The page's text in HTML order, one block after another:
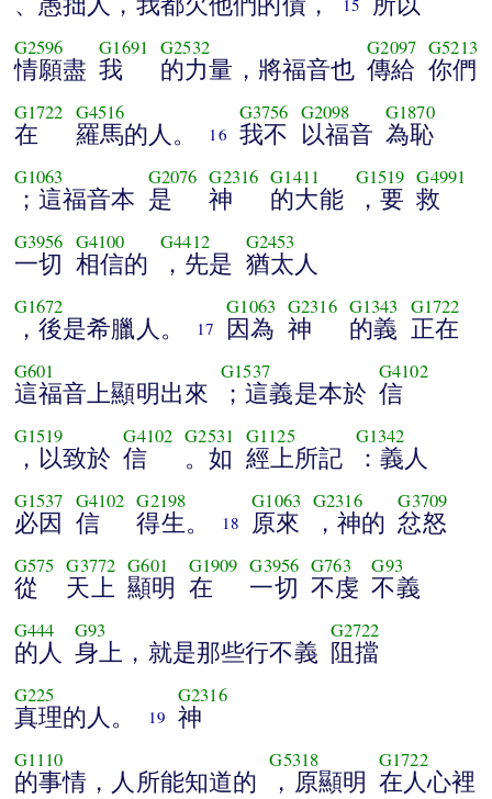
15
G2596
情願盡
G1691
我
G2532
的力量，將福音也
G2097
傳給
G5213
你們
G1722
在
G4516
羅馬的人。 16
G3756
我不
G2098
以福音
G1870
為恥
G1063
；這福音本
G2076
是
G2316
神
G1411
的大能
G1519
，要
G4991
救
G3956
一切
G4100
相信的
G4412
，先是
G2453
猶太人
G1672
，後是希臘人。 17
G1063
因為
G2316
神
G1343
的義
G1722
正在
G601
這福音上顯明出來
G1537
；這義是本於
G4102
信
G1519
，以致於
G4102
信
G2531
。如
G1125
經上所記
G1342
：義人
G1537
必因
G4102
信
G2198
得生。 18
G1063
原來
G2316
，神的
G3709
忿怒
G575
從
G3772
天上
G601
顯明
G1909
在
G3956
一切
G763
不虔
G93
不義
G444
的人
G93
身上，就是那些行不義
G2722
阻擋
G225
真理的人。 19
G2316
神
G1110
的事情，人所能知道的
G5318
，原顯明
G1722
在人心裡